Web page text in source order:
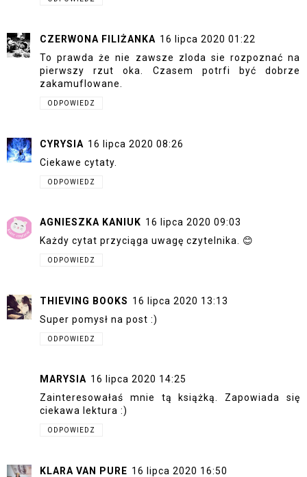
CZERWONA FILIŻANKA 16 lipca 2020 01:22
To prawda że nie zawsze zloda sie rozpoznać na
pierwszy rzut oka. Czasem potrfi być dobrze
zakamuflowane.
ODPOWIEDZ
CYRYSIA 16 lipca 2020 08:26
Ciekawe cytaty.
ODPOWIEDZ
AGNIESZKA KANIUK 16 lipca 2020 09:03
Każdy cytat przyciąga uwagę czytelnika. 😊
ODPOWIEDZ
THIEVING BOOKS 16 lipca 2020 13:13
Super pomysł na post :)
ODPOWIEDZ
MARYSIA 16 lipca 2020 14:25
Zainteresowałaś mnie tą książką. Zapowiada się
ciekawa lektura :)
ODPOWIEDZ
KLARA VAN PURE 16 lipca 2020 16:50